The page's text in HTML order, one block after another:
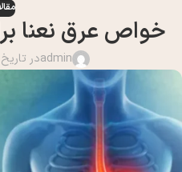
خواص عرق نعنا
adminدر تاریخ